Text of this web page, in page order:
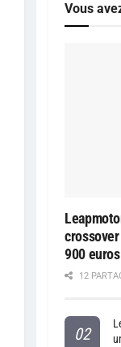
Vous
900
12